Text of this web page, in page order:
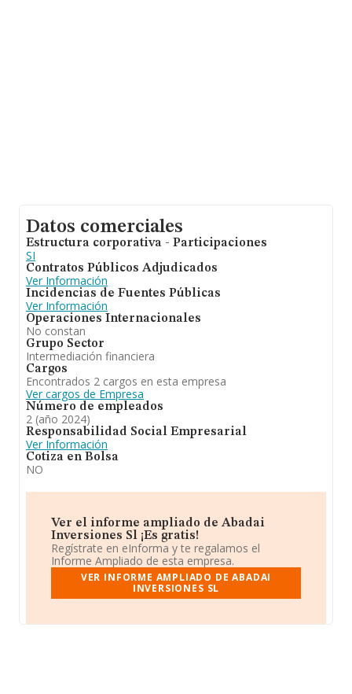
Datos comerciales
Estructura corporativa - Participaciones
SI
Contratos Públicos Adjudicados
Ver Información
Incidencias de Fuentes Públicas
Ver Información
Operaciones Internacionales
No constan
Grupo Sector
Intermediación financiera
Cargos
Encontrados 2 cargos en esta empresa
Ver cargos de Empresa
Número de empleados
2 (año 2024)
Responsabilidad Social Empresarial
Ver Información
Cotiza en Bolsa
NO
Ver el informe ampliado de Abadai
Inversiones Sl ¡Es gratis!
Regístrate en eInforma y te regalamos el
Informe Ampliado de esta empresa.
VER INFORME AMPLIADO DE ABADAI
INVERSIONES SL